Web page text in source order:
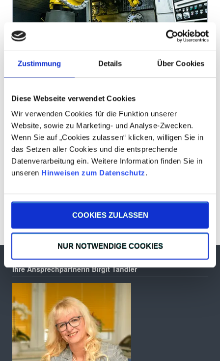
Zustimmung Details Über Cookies
Diese Webseite verwendet Cookies
Wir verwenden Cookies für die Funktion unserer
Website, sowie zu Marketing- und Analyse-Zwecken.
Wenn Sie auf „Cookies zulassen“ klicken, willigen Sie in
das Setzen aller Cookies und die entsprechende
Datenverarbeitung ein. Weitere Information finden Sie in
unseren Hinweisen zum Datenschutz.
COOKIES ZULASSEN
NUR NOTWENDIGE COOKIES
Besuchen Sie unsere Fertigung
Ersatzteile, Reparatur & Wartung
Ihre Ansprechpartnerin Birgit Tandler